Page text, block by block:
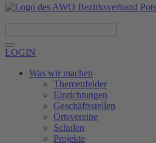
LOGIN
Was wir machen
Themenfelder
Einrichtungen
Geschäftsstellen
Ortsvereine
Schulen
Projekte